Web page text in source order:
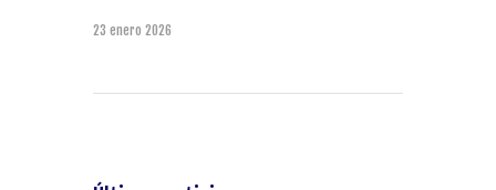
23 enero 2026